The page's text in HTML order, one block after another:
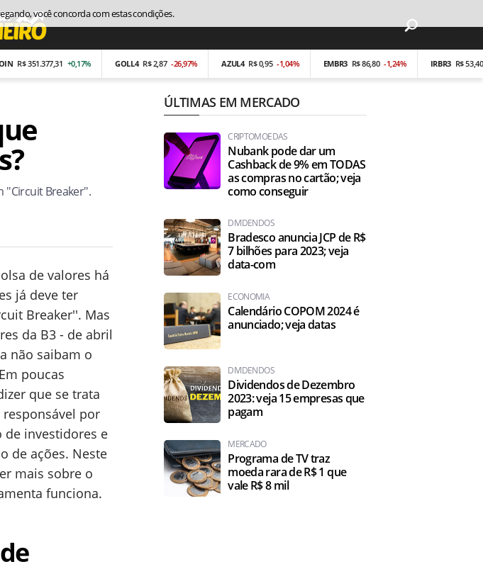
351.377,31 +0,17% GOLL4 R$ 2,87 -26,97% AZUL4 R$ 0,95 -1,04% EMBR3 R$ 86,80 -1,24% IRBR3 R$ 53,40 -
''Circuit Breaker''.
de valores há
já deve ter
Breaker''. Mas
da B3 - de abril
não saibam o
poucas
que se trata
por
de investidores e
de ações. Neste
mais sobre o
funciona.
ÚLTIMAS EM MERCADO
CRIPTOMOEDAS
Nubank pode dar um
Cashback de 9% em TODAS
as compras no cartão; veja
como conseguir
DIVIDENDOS
Bradesco anuncia JCP de R$
7 bilhões para 2023; veja
data-com
ECONOMIA
Calendário COPOM 2024 é
anunciado; veja datas
DIVIDENDOS
Dividendos de Dezembro
2023: veja 15 empresas que
pagam
MERCADO
Programa de TV traz
moeda rara de R$ 1 que
vale R$ 8 mil
você concorda com estas condições.